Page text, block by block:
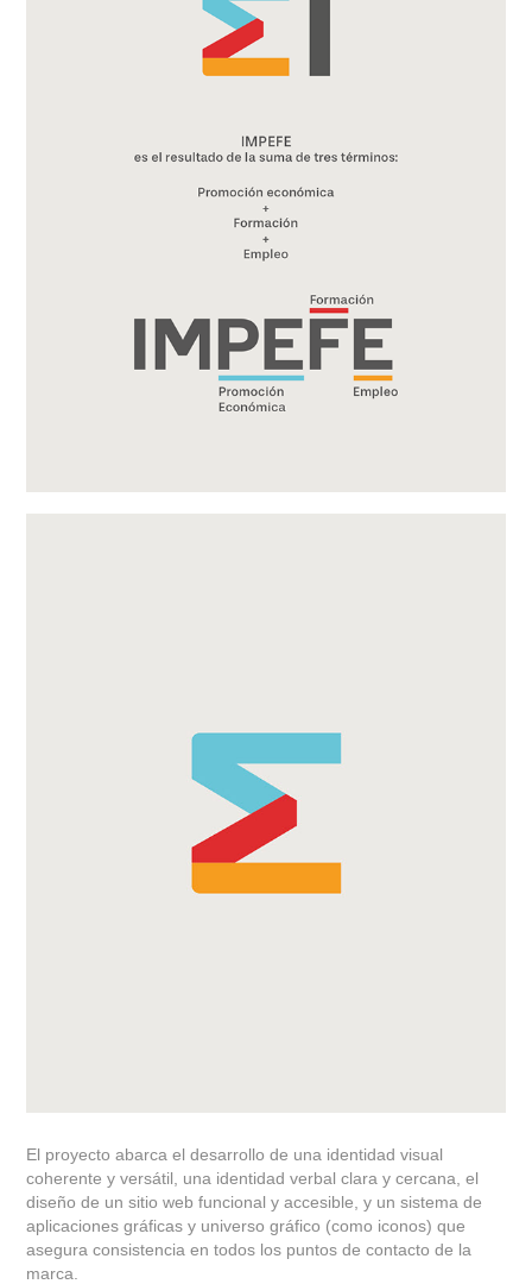
El proyecto abarca el desarrollo de una identidad visual
coherente y versátil, una identidad verbal clara y cercana, el
diseño de un sitio web funcional y accesible, y un sistema de
aplicaciones gráficas y universo gráfico (como iconos) que
asegura consistencia en todos los puntos de contacto de la
marca.